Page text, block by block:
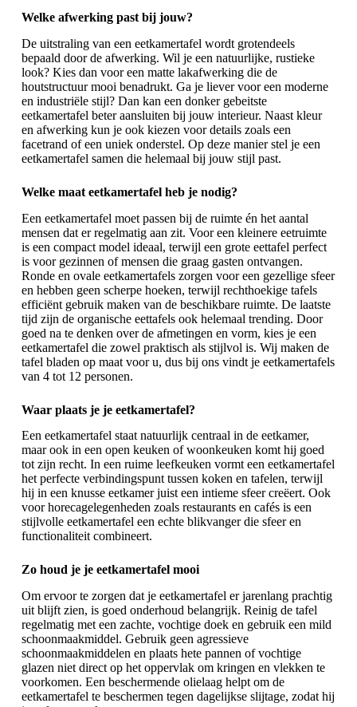
Welke afwerking past bij jouw?
De uitstraling van een eetkamertafel wordt grotendeels
bepaald door de afwerking. Wil je een natuurlijke, rustieke
look? Kies dan voor een matte lakafwerking die de
houtstructuur mooi benadrukt. Ga je liever voor een moderne
en industriële stijl? Dan kan een donker gebeitste
eetkamertafel beter aansluiten bij jouw interieur. Naast kleur
en afwerking kun je ook kiezen voor details zoals een
facetrand of een uniek onderstel. Op deze manier stel je een
eetkamertafel samen die helemaal bij jouw stijl past.
Welke maat eetkamertafel heb je nodig?
Een eetkamertafel moet passen bij de ruimte én het aantal
mensen dat er regelmatig aan zit. Voor een kleinere eetruimte
is een compact model ideaal, terwijl een grote eettafel perfect
is voor gezinnen of mensen die graag gasten ontvangen.
Ronde en ovale eetkamertafelszorgen voor een gezellige sfeer
en hebben geen scherpe hoeken, terwijl rechthoekige tafels
efficiënt gebruik maken van de beschikbare ruimte. De laatste
tijd zijn de organische eettafelsook helemaal trending. Door
goed na te denken over de afmetingen en vorm, kies je een
eetkamertafel die zowel praktisch als stijlvol is. Wij maken de
tafel bladen op maat voor u, dus bij ons vindt je eetkamertafels
van 4 tot 12 personen.
Waar plaats je je eetkamertafel?
Een eetkamertafel staat natuurlijk centraal in de eetkamer,
maar ook in een open keuken of woonkeuken komt hij goed
tot zijn recht. In een ruime leefkeuken vormt een eetkamertafel
het perfecte verbindingspunt tussen koken en tafelen, terwijl
hij in een knusse eetkamer juist een intieme sfeer creëert. Ook
voor horecagelegenheden zoals restaurants en cafés is een
stijlvolle eetkamertafel een echte blikvanger die sfeer en
functionaliteit combineert.
Zo houd je je eetkamertafel mooi
Om ervoor te zorgen dat je eetkamertafel er jarenlang prachtig
uit blijft zien, is goed onderhoud belangrijk. Reinig de tafel
regelmatig met een zachte, vochtige doek en gebruik een mild
schoonmaakmiddel. Gebruik geen agressieve
schoonmaakmiddelen en plaats hete pannen of vochtige
glazen niet direct op het oppervlak om kringen en vlekken te
voorkomen. Een beschermende olielaag helpt om de
eetkamertafel te beschermen tegen dagelijkse slijtage, zodat hij